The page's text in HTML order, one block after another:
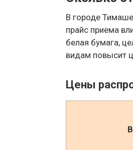
В городе
прайс приема
белая бумага,
видам повысит
Цены